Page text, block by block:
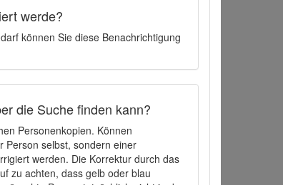
werde?
können Sie diese Benachrichtigung
die Suche finden kann?
Personenkopien. Können
Person selbst, sondern einer
werden. Die Korrektur durch das
zu achten, dass gelb oder blau